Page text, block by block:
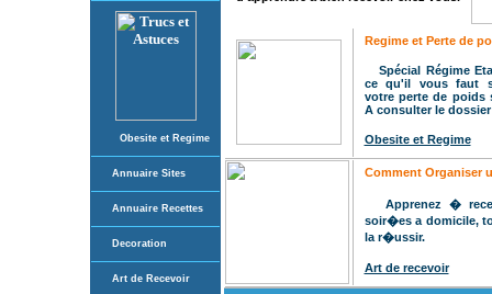
Obesite et Regime
Annuaire Sites
Annuaire Recettes
Decoration
Art de Recevoir
Regime et Perte de
Spécial Régime
ce qu'il vous faut
votre perte de poids
A consulter le
Obesite et Regime
Comment Organiser
Apprenez �
soir�es a domicile,
la r�ussir.
Art de recevoir